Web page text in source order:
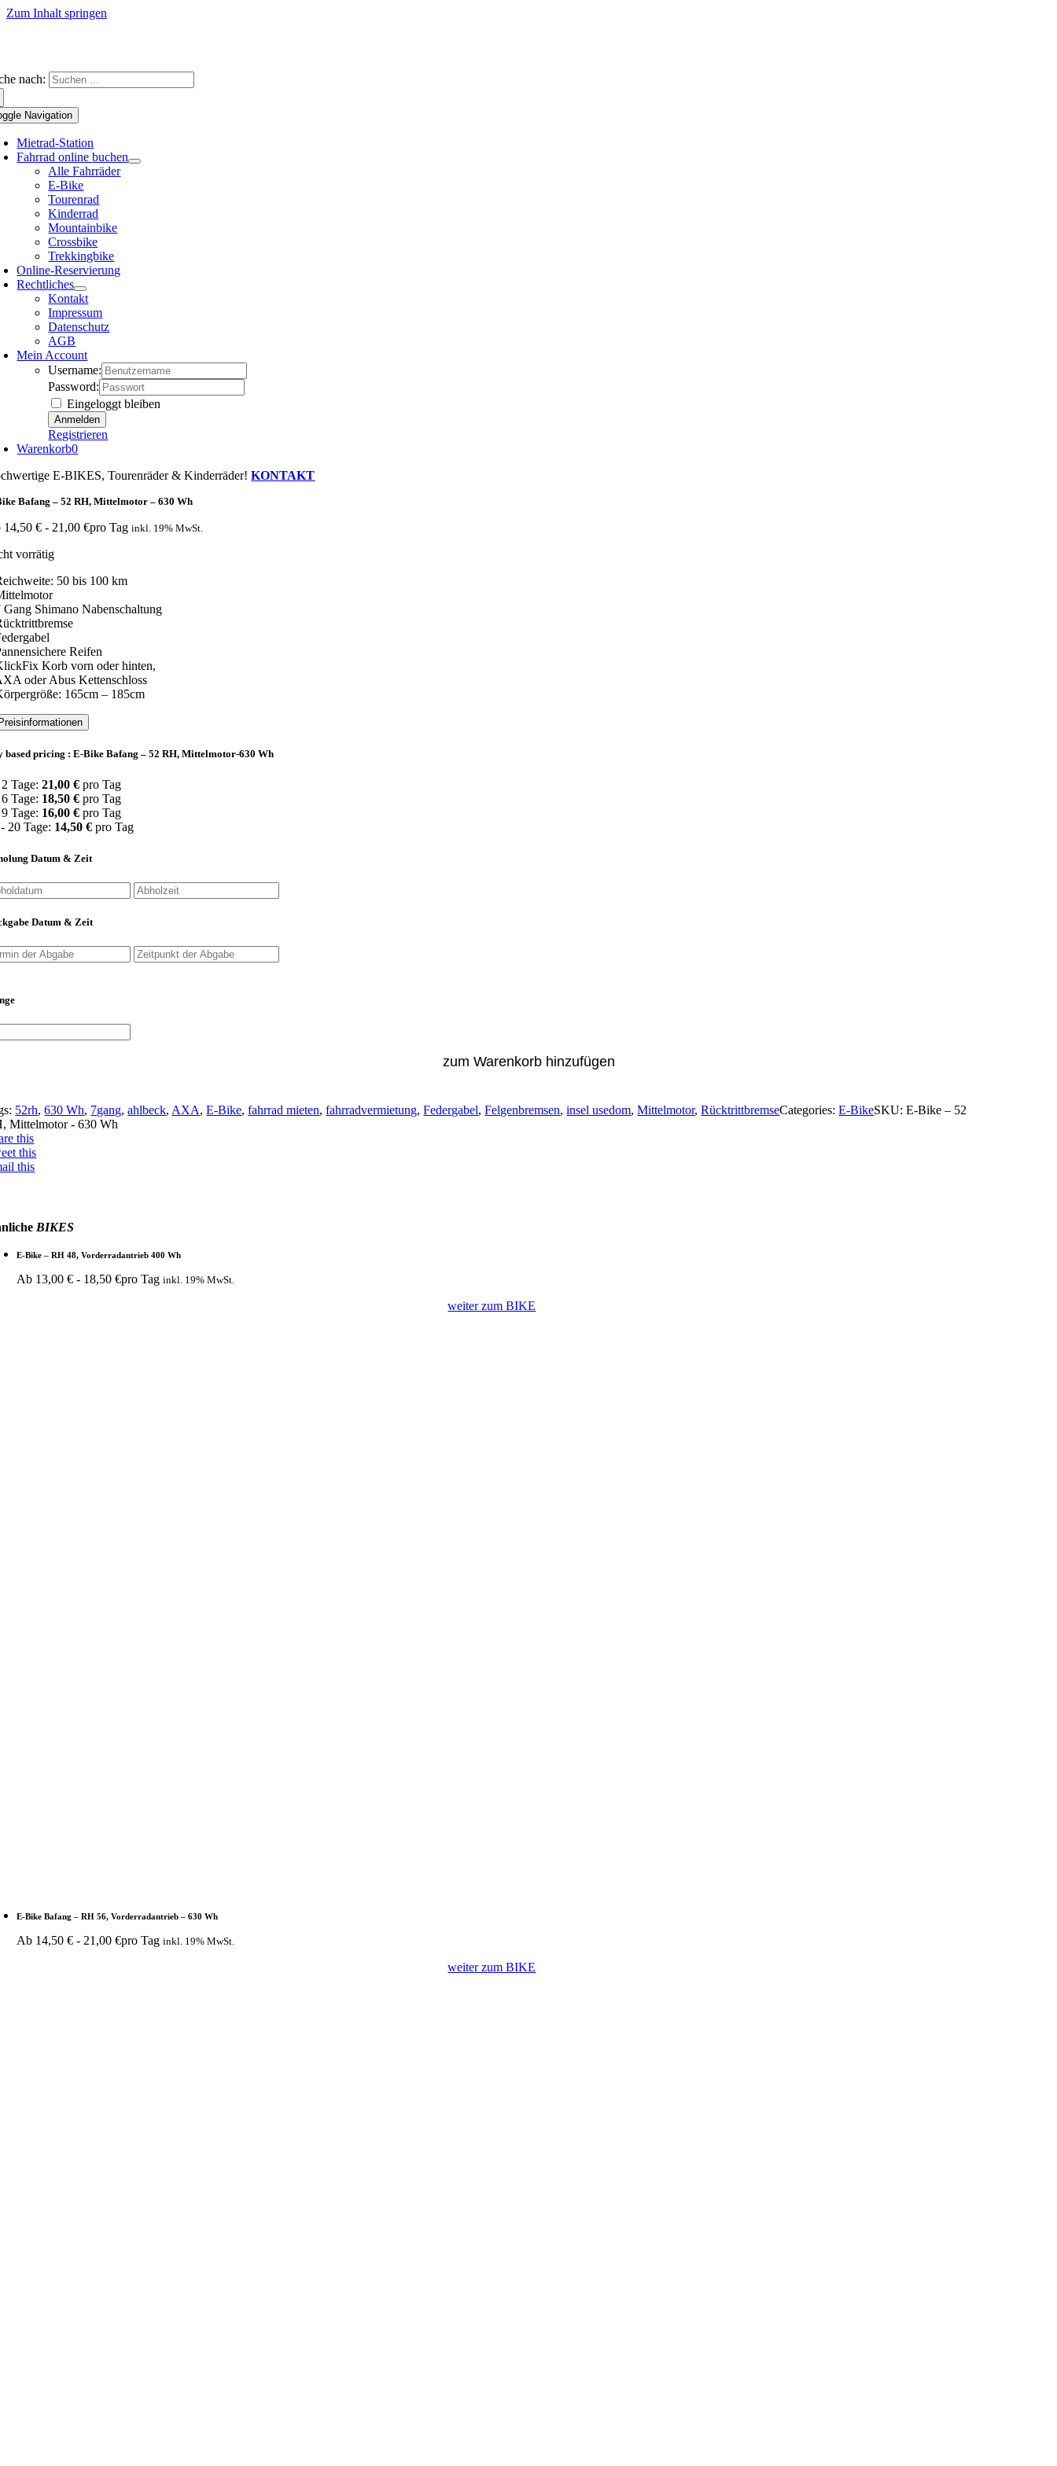
Zum Inhalt springen
nach:
Navigation
Mietrad-Station
Fahrrad online buchen
Alle Fahrräder
E-Bike
Tourenrad
Kinderrad
Mountainbike
Crossbike
Trekkingbike
Online-Reservierung
Rechtliches
Kontakt
Impressum
Datenschutz
AGB
Mein Account
Username:
Password:
Eingeloggt bleiben
Registrieren
Warenkorb0
E-BIKES, Tourenräder & Kinderräder!KONTAKT
Bafang – 52 RH, Mittelmotor – 630 Wh
14,50€ - 21,00€pro Tag inkl. 19% MwSt.
vorrätig
50 bis 100 km
Gang Shimano Nabenschaltung
Reifen
Korb vorn oder hinten,
oder Abus Kettenschloss
165cm – 185cm
based pricing : E-Bike Bafang – 52 RH, Mittelmotor-630 Wh
2 Tage:21,00€ pro Tag
Tage: 18,50€ pro Tag
Tage: 16,00€ pro Tag
20 Tage: 14,50€ pro Tag
Datum & Zeit
Datum & Zeit
zum Warenkorb hinzufügen
52rh,630 Wh, 7gang,ahlbeck, AXA,E-Bike,fahrrad mieten,fahrradvermietung,Federgabel,Felgenbremsen,insel usedom,Mittelmotor,RücktrittbremseCategories:E-BikeSKU:E-Bike – 52
Mittelmotor - 630 Wh
this
this
this
BIKES
E-Bike – RH 48, Vorderradantrieb 400 Wh
Ab 13,00€ - 18,50€pro Tag inkl. 19% MwSt.
weiter zum BIKE
E-Bike Bafang – RH 56, Vorderradantrieb – 630 Wh
Ab 14,50€ - 21,00€pro Tag inkl. 19% MwSt.
weiter zum BIKE